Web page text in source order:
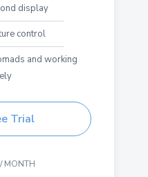
display
control
and working
Trial
/ MONTH